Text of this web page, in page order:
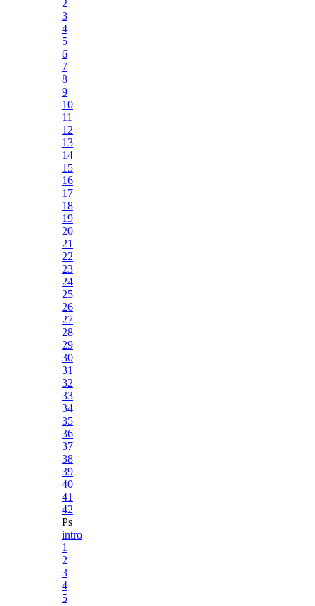
2
3
4
5
6
7
8
9
10
11
12
13
14
15
16
17
18
19
20
21
22
23
24
25
26
27
28
29
30
31
32
33
34
35
36
37
38
39
40
41
42
Ps
intro
1
2
3
4
5